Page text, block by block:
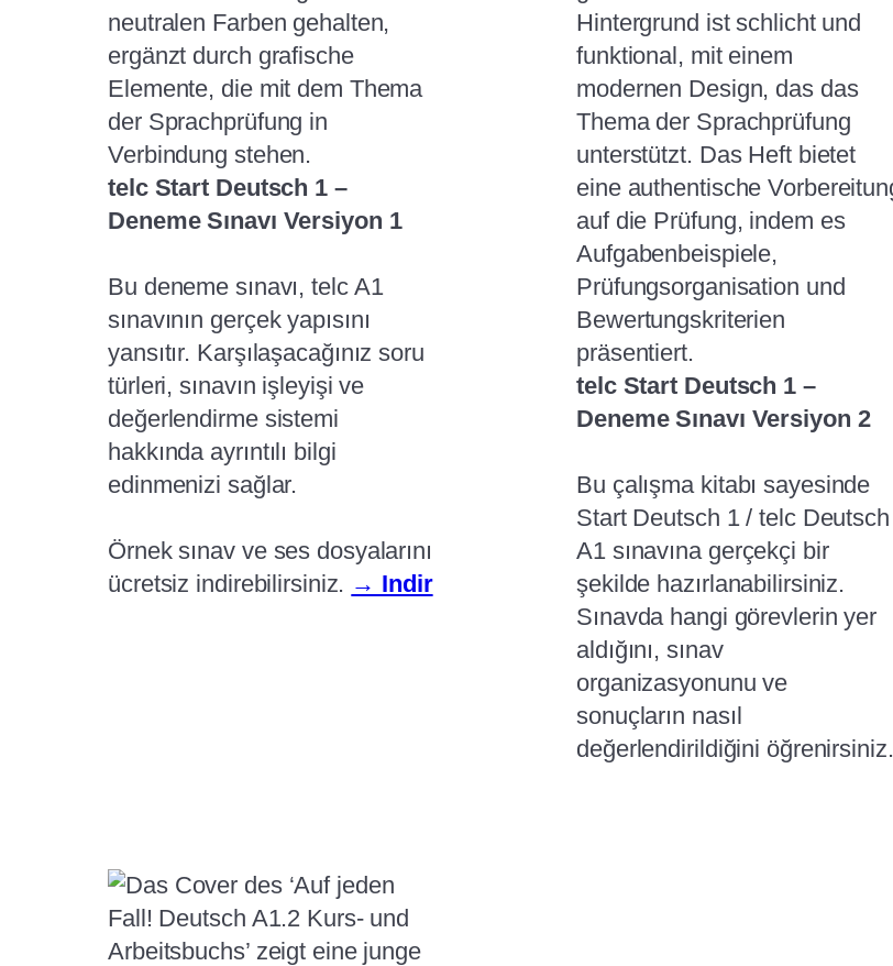
telc Start Deutsch 1 –
Deneme Sınavı Versiyon 1
Bu deneme sınavı, telc A1
sınavının gerçek yapısını
yansıtır. Karşılaşacağınız soru
türleri, sınavın işleyişi ve
değerlendirme sistemi
hakkında ayrıntılı bilgi
edinmenizi sağlar.
Örnek sınav ve ses dosyalarını
ücretsiz indirebilirsiniz. → Indir
telc Start Deutsch 1 –
Deneme Sınavı Versiyon 2
Bu çalışma kitabı sayesinde
Start Deutsch 1 / telc Deutsch
A1 sınavına gerçekçi bir
şekilde hazırlanabilirsiniz.
Sınavda hangi görevlerin yer
aldığını, sınav
organizasyonunu ve
sonuçların nasıl
değerlendirildiğini öğrenirsiniz.